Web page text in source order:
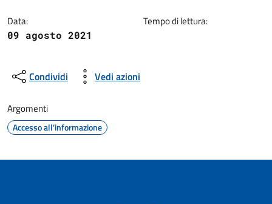
Data:
09 agosto 2021
Tempo di lettura:
Condividi Vedi azioni
Argomenti
Accesso all'informazione